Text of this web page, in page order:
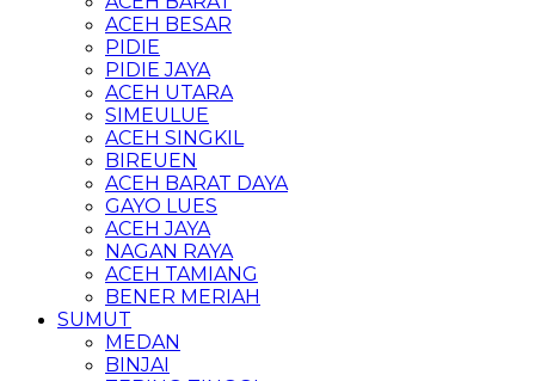
ACEH BESAR
PIDIE
PIDIE JAYA
ACEH UTARA
SIMEULUE
ACEH SINGKIL
BIREUEN
ACEH BARAT DAYA
GAYO LUES
ACEH JAYA
NAGAN RAYA
ACEH TAMIANG
BENER MERIAH
SUMUT
MEDAN
BINJAI